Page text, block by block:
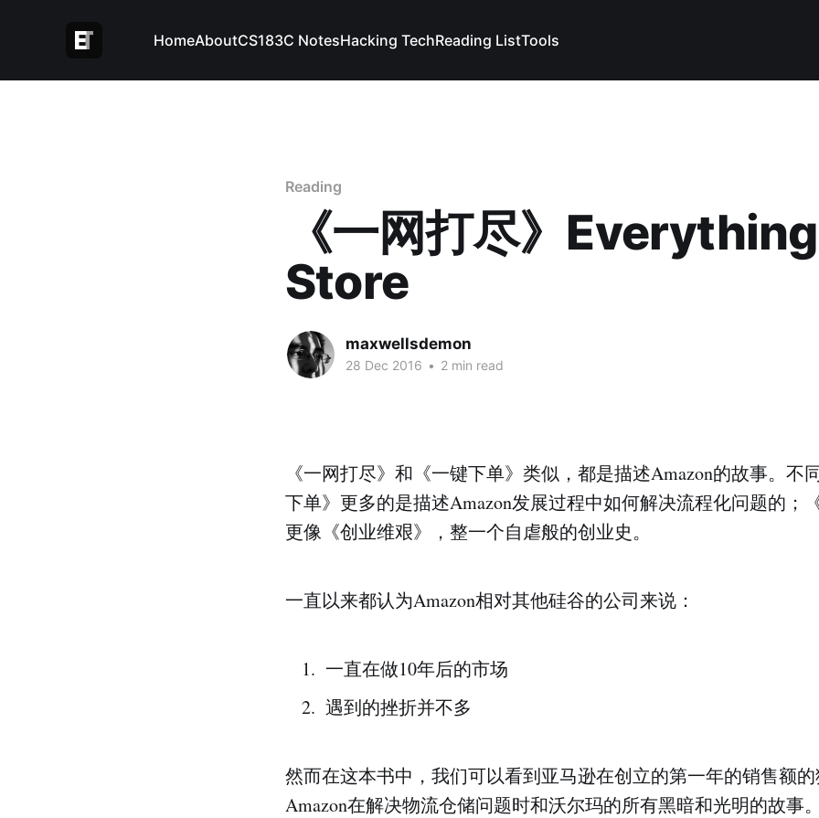
HomeAboutCS183C NotesHacking TechReading ListTools
Reading
《一网打尽》Everything
Store
maxwellsdemon
28 Dec 2016 • 2 min read
《一网打尽》和《一键下单》类似，都是描述Amazon的故事。不
下单》更多的是描述Amazon发展过程中如何解决流程化问题的；
更像《创业维艰》，整一个自虐般的创业史。
一直以来都认为Amazon相对其他硅谷的公司来说：
一直在做10年后的市场
遇到的挫折并不多
然而在这本书中，我们可以看到亚马逊在创立的第一年的销售额
Amazon在解决物流仓储问题时和沃尔玛的所有黑暗和光明的故事